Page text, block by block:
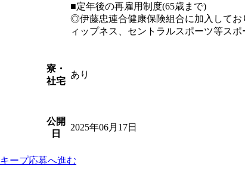
■定年後の再雇用制度(65歳まで)
◎伊藤忠連合健康保険組合に加入してお
ィップネス、セントラルスポーツ等ス
寮・
社宅
あり
公開
日
2025年06月17日
キープ応募へ進む